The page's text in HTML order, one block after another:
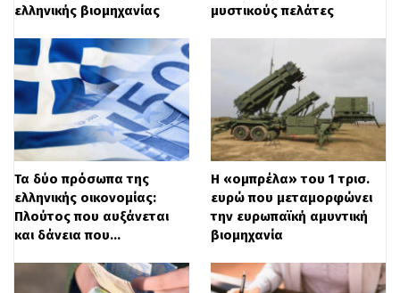
Ασύλου»του Εθνικού Προγράμματος του
Ταμείου Ασύλου, Μετανάστευσης και
Ένταξης 2014-2020 (συγχρηματοδότηση
75% από ΕΕ και 25% από Εθνικούς
Πόρους)».
ελληνικής βιομηχανίας
μυστικούς πελάτες
Τα δύο πρόσωπα της
ελληνικής οικονομίας:
Πλούτος που αυξάνεται
και δάνεια που…
Η «ομπρέλα» του 1 τρισ.
ευρώ που μεταμορφώνει
την ευρωπαϊκή αμυντική
βιομηχανία